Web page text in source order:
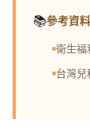
📚參考資料
衛生
台灣